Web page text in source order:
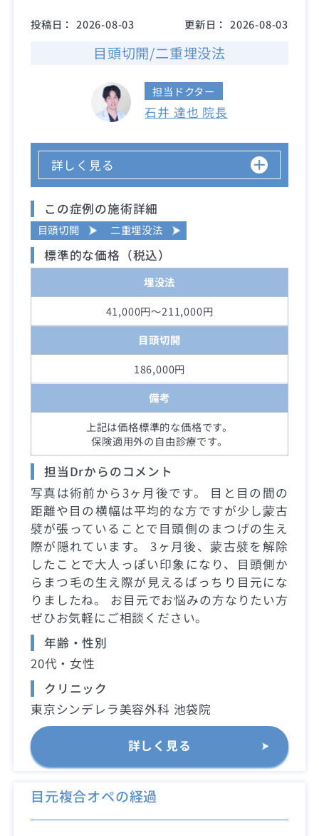
投稿日： 2026-08-03 更新日： 2026-08-03
目頭切開/二重埋没法
担当ドクター
石井 達也 院長
詳しく見る
この症例の施術詳細
目頭切開 二重埋没法
標準的な価格（税込）
埋没法
41,000円～211,000円
目頭切開
186,000円
備考
上記は価格標準的な価格です。
保険適用外の自由診療です。
担当Drからのコメント
写真は術前から3ヶ月後です。 目と目の間の
距離や目の横幅は平均的な方ですが少し蒙古
襞が張っていることで目頭側のまつげの生え
際が隠れています。 3ヶ月後、蒙古襞を解除
したことで大人っぽい印象になり、目頭側か
らまつ毛の生え際が見えるぱっちり目元にな
りましたね。 お目元でお悩みの方なりたい方
ぜひお気軽にご相談ください。
年齢・性別
20代・女性
クリニック
東京シンデレラ美容外科 池袋院
詳しく見る
目元複合オペの経過